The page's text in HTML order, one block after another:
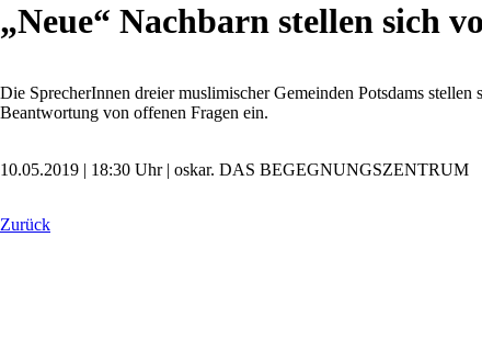
„Neue“ Nachbarn stellen sich
Die SprecherInnen dreier muslimischer Gemeinden Potsdams
Beantwortung von offenen Fragen ein.
10.05.2019 | 18:30 Uhr | oskar. DAS BEGEGNUNGSZENTRUM
Zurück